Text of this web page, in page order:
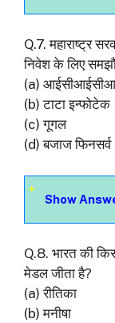
Q.7. महाराष्ट्र
निवेश के लिए
(a)
(b) टाटा इन्फोटेक
(c) गूगल
(d) बजाज फिनसर्व
Show
Q.8. भारत की
मेडल जीता है?
(a) रीतिका
(b) मनीषा